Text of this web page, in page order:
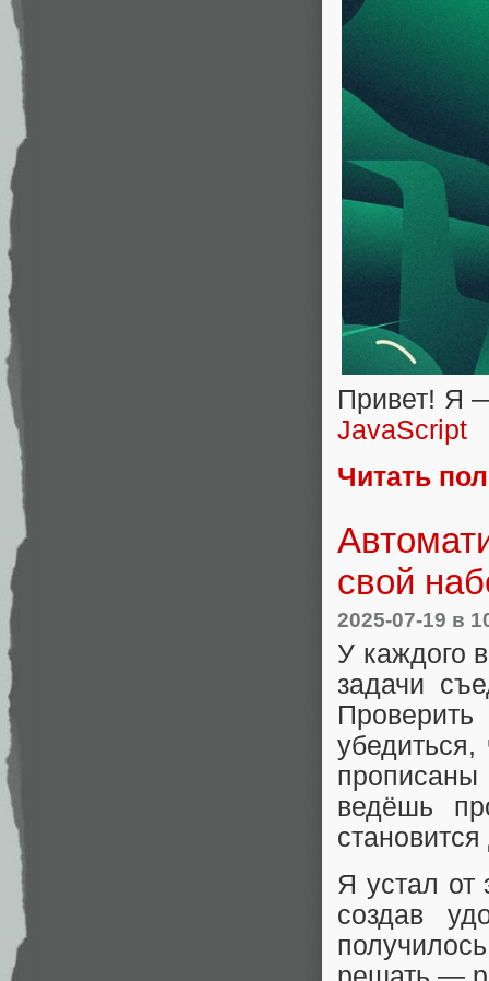
Привет! Я
JavaScript
Читать
свой
2025-07-19 в
У каждого
задачи
ведёшь
Я устал от
создав